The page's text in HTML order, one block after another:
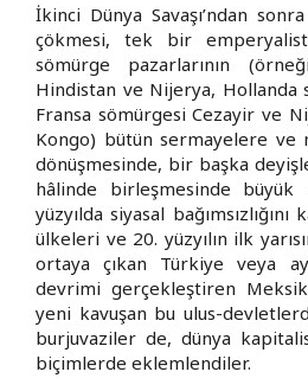
İkinci Dünya Savaşı’ndan
çökmesi, tek bir
sömürge pazarlarının
Hindistan ve Nijerya, Hollanda
Fransa sömürgesi Cezayir ve
Kongo) bütün sermayelere ve
dönüşmesinde, bir başka
hâlinde birleşmesinde büyük
yüzyılda siyasal
ülkeleri ve 20. yüzyılın ilk
ortaya çıkan Türkiye veya
devrimi gerçekleştiren
yeni kavuşan bu ulus-
burjuvaziler de, dünya
biçimlerde eklemlendiler.